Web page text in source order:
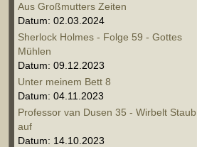
Aus Großmutters Zeiten
Datum: 02.03.2024
Sherlock Holmes - Folge 59 - Gottes
Mühlen
Datum: 09.12.2023
Unter meinem Bett 8
Datum: 04.11.2023
Professor van Dusen 35 - Wirbelt Staub
auf
Datum: 14.10.2023